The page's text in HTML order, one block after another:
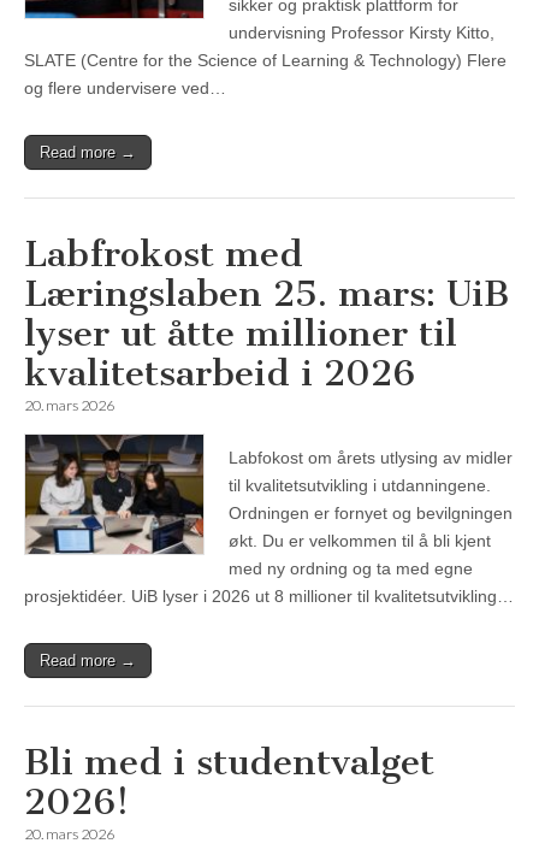
sikker og praktisk plattform for
undervisning Professor Kirsty Kitto,
SLATE (Centre for the Science of Learning & Technology) Flere
og flere undervisere ved…
Read more →
Labfrokost med
Læringslaben 25. mars: UiB
lyser ut åtte millioner til
kvalitetsarbeid i 2026
20. mars 2026
Labfokost om årets utlysing av midler
til kvalitetsutvikling i utdanningene.
Ordningen er fornyet og bevilgningen
økt. Du er velkommen til å bli kjent
med ny ordning og ta med egne
prosjektidéer. UiB lyser i 2026 ut 8 millioner til kvalitetsutvikling…
Read more →
Bli med i studentvalget
2026!
20. mars 2026